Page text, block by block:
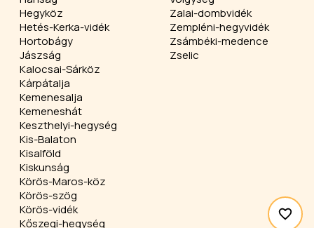
Hegyköz
Hetés-Kerka-vidék
Hortobágy
Jászság
Kalocsai-Sárköz
Kárpátalja
Kemenesalja
Kemeneshát
Keszthelyi-hegység
Kis-Balaton
Kisalföld
Kiskunság
Körös-Maros-köz
Körös-szög
Körös-vidék
Kőszegi-hegység
Zalai-dombvidék
Zempléni-hegyvidék
Zsámbéki-medence
Zselic